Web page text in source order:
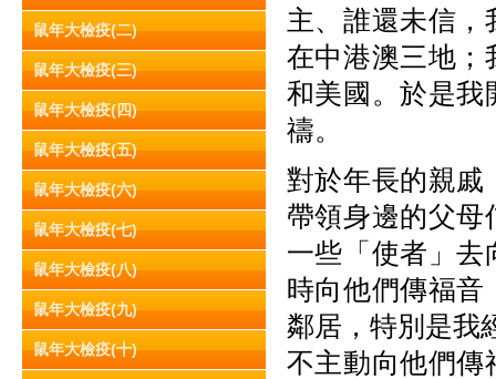
鼠年大檢疫(二)
鼠年大檢疫(三)
鼠年大檢疫(四)
鼠年大檢疫(五)
鼠年大檢疫(六)
鼠年大檢疫(七)
鼠年大檢疫(八)
鼠年大檢疫(九)
鼠年大檢疫(十)
主、誰還未信，
在中港澳三地；
和美國。於是我
禱。
對於年長的親戚
帶領身邊的父母
一些「使者」去
時向他們傳福音
鄰居，特別是我
不主動向他們傳